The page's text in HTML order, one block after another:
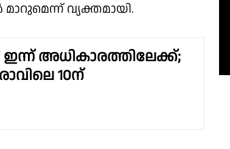
വ്യക്തമായി.
ഇന്ന് അധികാരത്തിലേക്ക്;
10ന്